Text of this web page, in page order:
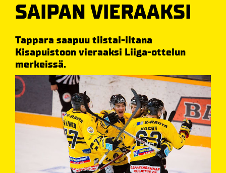
SAIPAN VIERAAKSI
Tappara saapuu tiistai-iltana
Kisapuistoon vieraaksi Liiga-ottelun
merkeissä.